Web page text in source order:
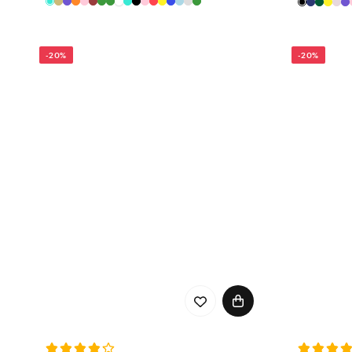
-20% -20%